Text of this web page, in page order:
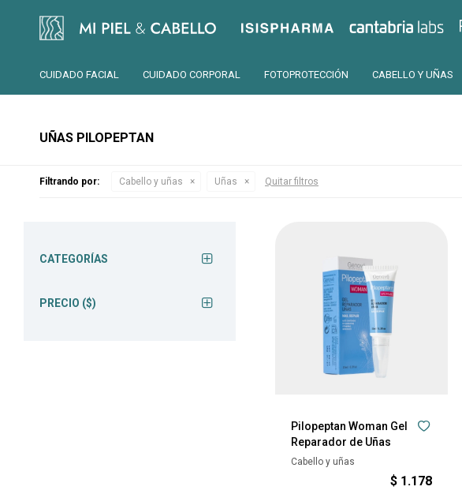
CUIDADO FACIAL CUIDADO CORPORAL FOTOPROTECCIÓN CABELLO Y UÑAS
Isispharma Cantabria
UÑAS PILOPEPTAN
Filtrando por: Cabello y uñas Uñas Quitar filtros
Pilopeptan Woman Gel
Reparador de Uñas
Cabello y uñas
$ 1.178
CATEGORÍAS
PRECIO ($)